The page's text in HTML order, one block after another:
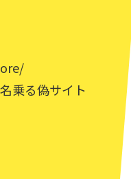
乗る偽サイト